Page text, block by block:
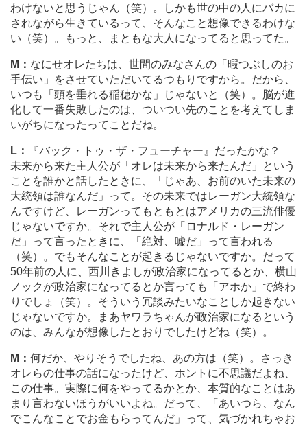
わけないと思うじゃん（笑）。しかも世の中の人にバカに
されながら生きているって、そんなこと想像できるわけな
い（笑）。もっと、まともな大人になってると思ってた。
M： なにせオレたちは、世間のみなさんの「暇つぶしのお
手伝い」をさせていただいてるつもりですから。だから、
いつも「頭を垂れる稲穂かな」じゃないと（笑）。脳が進
化して一番失敗したのは、ついつい先のことを考えてしま
いがちになったってことだね。
L：
『バック・トゥ・ザ・フューチャー』だったかな？
未来から来た主人公が「オレは未来から来たんだ」という
ことを誰かと話したときに、「じゃあ、お前のいた未来の
大統領は誰なんだ」って。その未来ではレーガン大統領な
んですけど、レーガンってもともとはアメリカの三流俳優
じゃないですか。それで主人公が「ロナルド・レーガン
だ」って言ったときに、「絶対、嘘だ」って言われる
（笑）。でもそんなことが起きるじゃないですか。だって
50年前の人に、西川きよしが政治家になってるとか、横山
ノックが政治家になってるとか言っても「アホか」で終わ
りでしょ（笑）。そういう冗談みたいなことしか起きない
じゃないですか。まあヤワラちゃんが政治家になるという
のは、みんなが想像したとおりでしたけどね（笑）。
M： 何だか、やりそうでしたね、あの方は（笑）。さっき
オレらの仕事の話になったけど、ホントに不思議だよね、
この仕事。実際に何をやってるかとか、本質的なことはあ
まり言わないほうがいいよね。だって、「あいつら、なん
でこんなことでお金もらってんだ」って、気づかれちゃお